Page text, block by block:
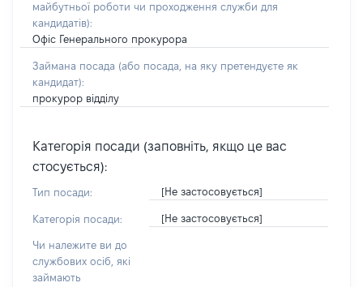
майбутньої роботи чи проходження служби для
кандидатів):
Офіс Генерального прокурора
Займана посада (або посада, на яку претендуєте як
кандидат):
прокурор відділу
Категорія посади (заповніть, якщо це вас
стосується):
Тип посади: [Не застосовується]
Категорія посади: [Не застосовується]
Чи належите ви до
службових осіб, які
займають